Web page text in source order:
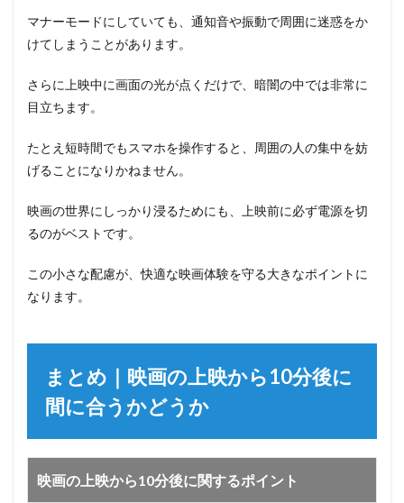
マナーモードにしていても、通知音や振動で周囲に迷惑をか
けてしまうことがあります。
さらに上映中に画面の光が点くだけで、暗闇の中では非常に
目立ちます。
たとえ短時間でもスマホを操作すると、周囲の人の集中を妨
げることになりかねません。
映画の世界にしっかり浸るためにも、上映前に必ず電源を切
るのがベストです。
この小さな配慮が、快適な映画体験を守る大きなポイントに
なります。
まとめ｜映画の上映から10分後に
間に合うかどうか
映画の上映から10分後に関するポイント